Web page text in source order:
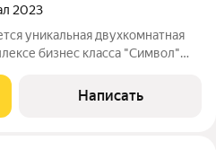
2023
уникальная двухкомнатная
бизнес класса "Символ"
Написать